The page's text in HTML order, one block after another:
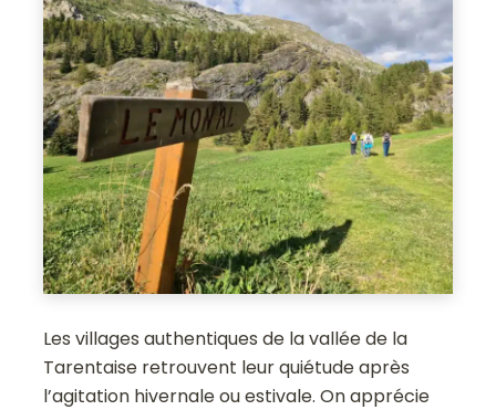
Les villages authentiques de la vallée de la
Tarentaise retrouvent leur quiétude après
l’agitation hivernale ou estivale. On apprécie